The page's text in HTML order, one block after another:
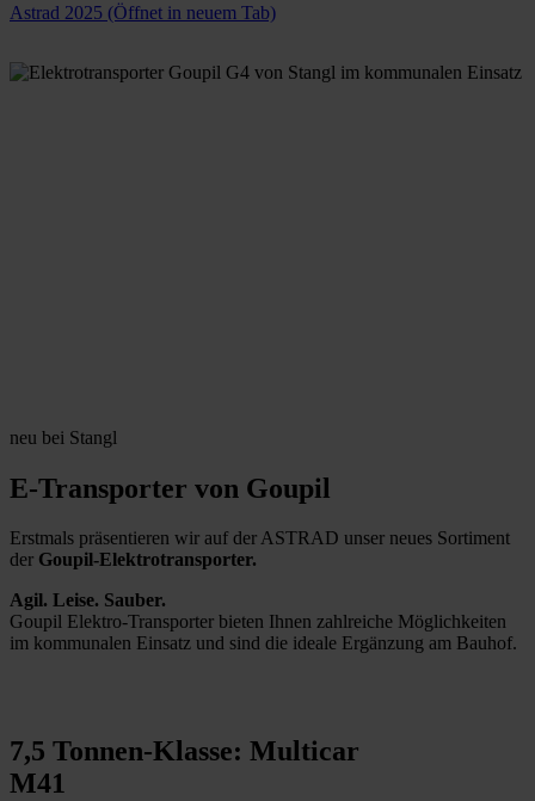
Astrad 2025 (Öffnet in neuem Tab)
neu bei Stangl
E-Transporter von Goupil
Erstmals präsentieren wir auf der ASTRAD unser neues Sortiment
der Goupil-Elektrotransporter.
Agil. Leise. Sauber.
Goupil Elektro-Transporter bieten Ihnen zahlreiche Möglichkeiten
im kommunalen Einsatz und sind die ideale Ergänzung am Bauhof.
7,5 Tonnen-Klasse: Multicar
M41